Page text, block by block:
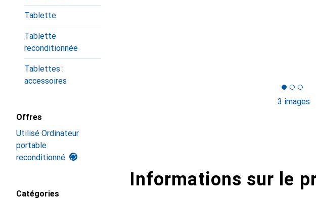
Tablette
Tablette
reconditionnée
Tablettes :
accessoires
Offres
Utilisé Ordinateur
portable
reconditionné
Catégories
3 images
Informations sur le